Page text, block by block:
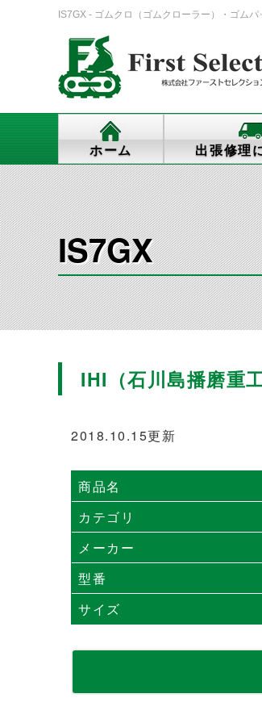
IS7GX - ゴムクロ（ゴムクローラー）・ゴム
ホーム 出張修理
IS7GX
IHI（石川島播磨重
2018.10.15更新
商品名
カテゴリ
メーカー
型番
サイズ